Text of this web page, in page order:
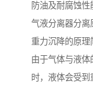
防油及耐腐蚀性
气液分离器分离
重力沉降的原理
由于气体与液
时，液体会受到